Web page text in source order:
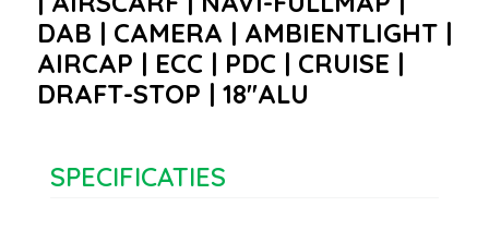
DAB | CAMERA | AMBIENTLIGHT |
AIRCAP | ECC | PDC | CRUISE |
DRAFT-STOP | 18''ALU
SPECIFICATIES